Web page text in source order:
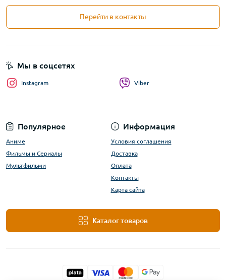
Перейти в контакты
Популярное
Аниме
Фильмы и Сериалы
Мультфильми
Информация
Условия соглашения
Доставка
Оплата
Контакты
Карта сайта
Каталог товаров
Мы в соцсетях
Instagram Viber